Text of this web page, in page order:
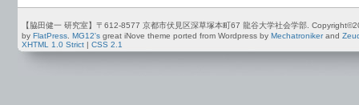
【脇田健一 研究室】〒612-8577 京都市伏見区深草塚本町67 龍谷大学社会学部.
by FlatPress. MG12's great iNove theme ported from Wordpress by Mechatronikerand
XHTML 1.0 Strict
CSS 2.1